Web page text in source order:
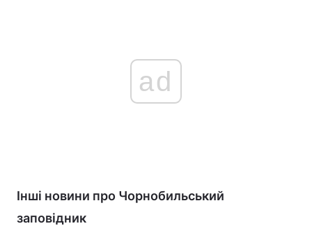
ad
Інші новини про Чорнобильський
заповідник